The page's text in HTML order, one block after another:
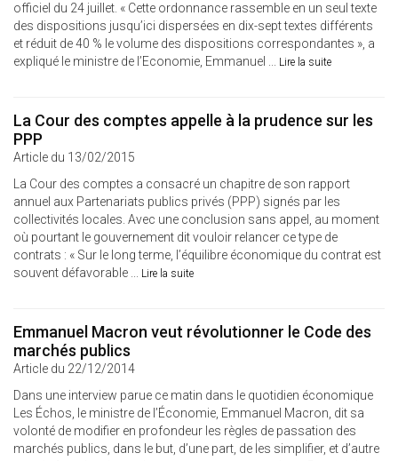
officiel du 24 juillet. « Cette ordonnance rassemble en un seul texte
des dispositions jusqu’ici dispersées en dix-sept textes différents
et réduit de 40 % le volume des dispositions correspondantes », a
expliqué le ministre de l’Economie, Emmanuel ... Lire la suite
La Cour des comptes appelle à la prudence sur les
PPP
Article du 13/02/2015
La Cour des comptes a consacré un chapitre de son rapport
annuel aux Partenariats publics privés (PPP) signés par les
collectivités locales. Avec une conclusion sans appel, au moment
où pourtant le gouvernement dit vouloir relancer ce type de
contrats : « Sur le long terme, l’équilibre économique du contrat est
souvent défavorable ... Lire la suite
Emmanuel Macron veut révolutionner le Code des
marchés publics
Article du 22/12/2014
Dans une interview parue ce matin dans le quotidien économique
Les Échos, le ministre de l’Économie, Emmanuel Macron, dit sa
volonté de modifier en profondeur les règles de passation des
marchés publics, dans le but, d’une part, de les simplifier, et d’autre